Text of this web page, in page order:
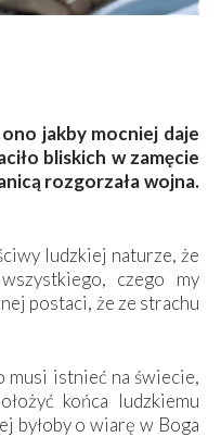
jakby mocniej daje
bliskich w zamęcie
rozgorzała wojna.
ludzkiej naturze, że
czego my
postaci, że ze strachu
musi istnieć na świecie,
końca ludzkiemu
byłoby o wiarę w Boga